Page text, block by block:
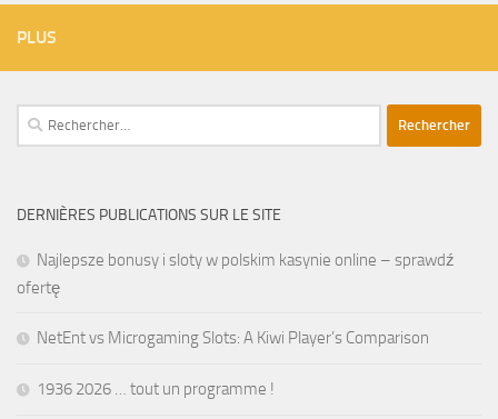
PLUS
Rechercher :
DERNIÈRES PUBLICATIONS SUR LE SITE
Najlepsze bonusy i sloty w polskim kasynie online – sprawdź
ofertę
NetEnt vs Microgaming Slots: A Kiwi Player’s Comparison
1936 2026 … tout un programme !